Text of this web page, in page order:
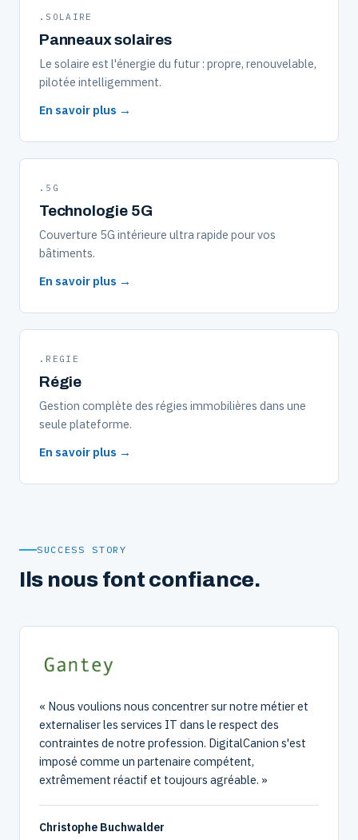
.SOLAIRE
Panneaux solaires
Le solaire est l'énergie du futur : propre, renouvelable,
pilotée intelligemment.
En savoir plus →
.5G
Technologie 5G
Couverture 5G intérieure ultra rapide pour vos
bâtiments.
En savoir plus →
.REGIE
Régie
Gestion complète des régies immobilières dans une
seule plateforme.
En savoir plus →
SUCCESS STORY
Ils nous font confiance.
Nous voulions nous concentrer sur notre métier et
externaliser les services IT dans le respect des
contraintes de notre profession. DigitalCanion s'est
imposé comme un partenaire compétent,
extrêmement réactif et toujours agréable.
Christophe Buchwalder